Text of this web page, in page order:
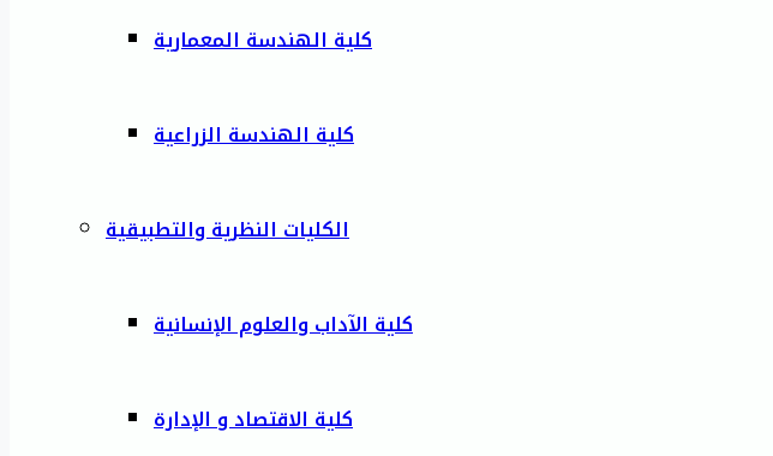
كلية الهندسة المعمارية
كلية الهندسة الزراعية
الكليات النظرية والتطبيقية
كلية الآداب والعلوم الإنسانية
كلية الاقتصاد و الإدارة